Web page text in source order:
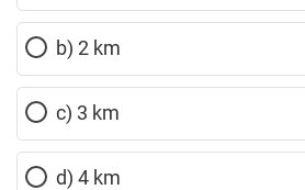
b) 2 km
c) 3 km
d) 4 km